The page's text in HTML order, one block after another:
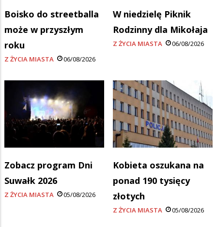
Boisko do streetballa
może w przyszłym
roku
Z ŻYCIA MIASTA 06/08/2026
W niedzielę Piknik
Rodzinny dla Mikołaja
Z ŻYCIA MIASTA 06/08/2026
Zobacz program Dni
Suwałk 2026
Z ŻYCIA MIASTA 05/08/2026
Kobieta oszukana na
ponad 190 tysięcy
złotych
Z ŻYCIA MIASTA 05/08/2026